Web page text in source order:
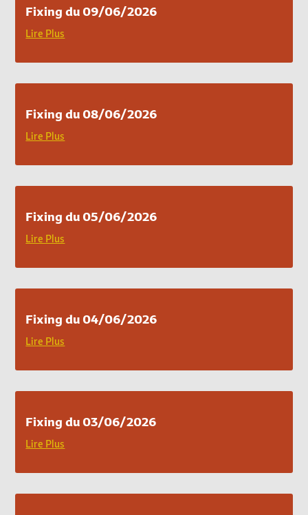
Fixing du 09/06/2026
Lire Plus
Fixing du 08/06/2026
Lire Plus
Fixing du 05/06/2026
Lire Plus
Fixing du 04/06/2026
Lire Plus
Fixing du 03/06/2026
Lire Plus